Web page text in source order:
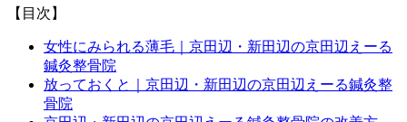
【目次】
女性にみられる薄毛｜京田辺・新田辺の京田辺えーる
鍼灸整骨院
放っておくと｜京田辺・新田辺の京田辺えーる鍼灸整
骨院